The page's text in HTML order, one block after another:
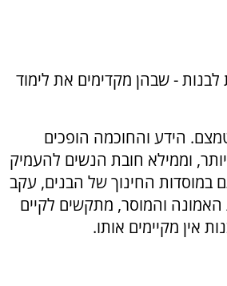
- שבהן מקדימים את לימוד
הידע והחוכמה הופכים
וממילא חובת הנשים להעמיק
במוסדות החינוך של הבנים, עקב
והמוסר, מתקשים לקיים
אין מקיימים אותו.